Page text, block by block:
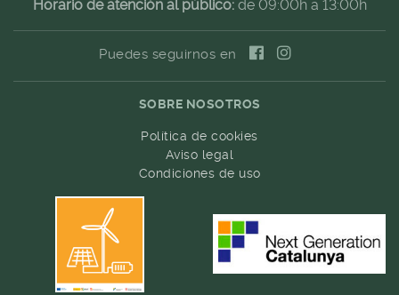
Horario de atención al público:de 09:00h a 13:00h
Puedes seguirnos en
SOBRE NOSOTROS
Política de cookies
Aviso legal
Condiciones de uso